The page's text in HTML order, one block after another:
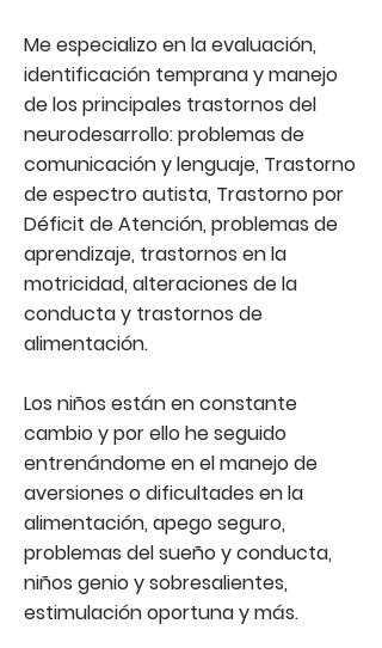
Me especializo en la evaluación,
identificación temprana y manejo
de los principales trastornos del
neurodesarrollo: problemas de
comunicación y lenguaje, Trastorno
de espectro autista, Trastorno por
Déficit de Atención, problemas de
aprendizaje, trastornos en la
motricidad, alteraciones de la
conducta y trastornos de
alimentación.
Los niños están en constante
cambio y por ello he seguido
entrenándome en el manejo de
aversiones o dificultades en la
alimentación, apego seguro,
problemas del sueño y conducta,
niños genio y sobresalientes,
estimulación oportuna y más.